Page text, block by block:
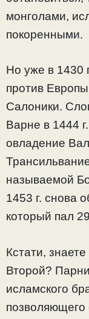
монголами,
покоренными.
Но уже в 1430
против
Салоники.
Варне в 1444
овладение
называемой
1453 г. снова
который пал
Кстати,
Второй?
исламского
позволяющего